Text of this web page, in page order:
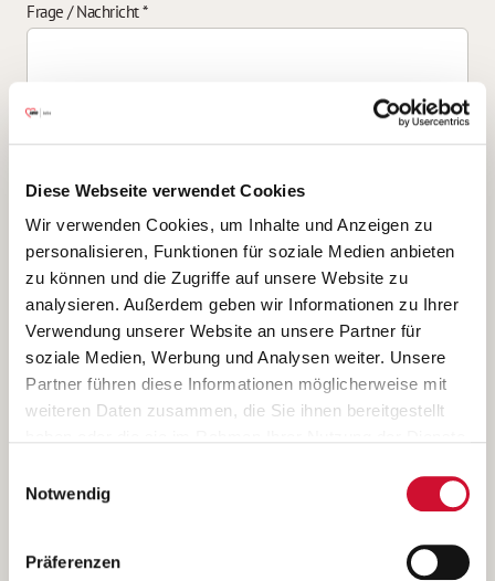
Diese Webseite verwendet Cookies
Wir verwenden Cookies, um Inhalte und Anzeigen zu
personalisieren, Funktionen für soziale Medien anbieten
zu können und die Zugriffe auf unsere Website zu
analysieren. Außerdem geben wir Informationen zu Ihrer
Verwendung unserer Website an unsere Partner für
soziale Medien, Werbung und Analysen weiter. Unsere
Partner führen diese Informationen möglicherweise mit
weiteren Daten zusammen, die Sie ihnen bereitgestellt
Wenn Sie auf „Cookies zulassen“ klicken, so stimmen
Sie der Speicherung sämtlicher Cookies zu. Sie können
Ihre Einwilligung selbstverständlich jederzeit widerrufen,
indem Sie die Cookie-Einstellungen aufrufen und diese
Notwendig
Präferenzen
Frage / Nachricht*
Ich bin damit einverstanden, dass meine personenbezogenen Daten
ausschließlich zum Zweck der Durchführung der Kontaktanfrage
verarbeitet, auf IT- Systemen der Garitz Bewirtschaftungsbetriebe
GmbH, Heinrich-von-Kleist-Straße 2, 97688 Bad Kissingen
(Betreiber) gespeichert und an die für das Stellenangebot
verantwortliche Stelle zur Kontaktaufnahme weitergegeben
werden.
Diese Einwilligungserklärung kann ich jederzeit gegenüber dem
Weitere Details können Sie der
entnehmen.